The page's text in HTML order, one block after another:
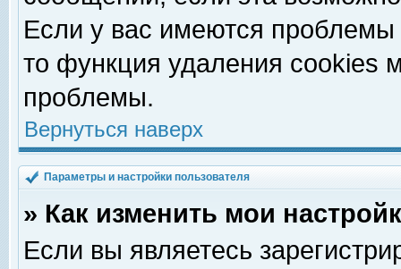
Если у вас имеются
то функция удаления cookies
проблемы.
Вернуться наверх
Параметры и настройки пользователя
» Как изменить мои
Если вы являетесь